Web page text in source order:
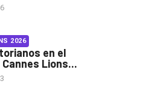
2026
en el
Lions...